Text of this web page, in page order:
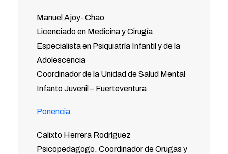
Manuel Ajoy- Chao
Licenciado en Medicina y Cirugía
Especialista en Psiquiatría Infantil y de la
Adolescencia
Coordinador de la Unidad de Salud Mental
Infanto Juvenil – Fuerteventura
Ponencia
Calixto Herrera Rodríguez
Psicopedagogo. Coordinador de Orugas y